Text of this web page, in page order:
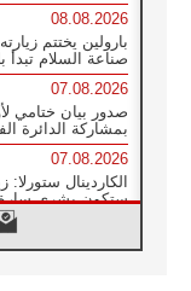
08.08.2026
بارولين يختتم
صناعة السلام تبدأ
07.08.2026
صدور بيان ختامي
بمشاركة الدائرة
07.08.2026
الكاردينال ستورلا:
ستكون بشرى سارة
الفاتيكان يعلن